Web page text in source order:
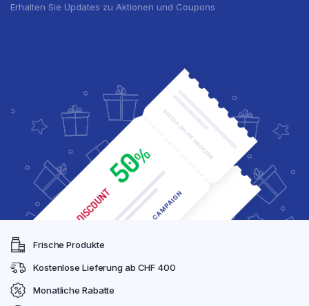
Erhalten Sie Updates zu Aktionen und Coupons
Frische Produkte
Kostenlose Lieferung ab CHF 400
Monatliche Rabatte